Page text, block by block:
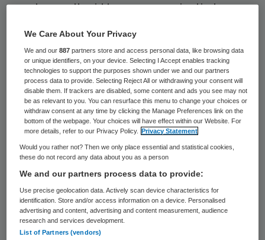
gaat om voltooid leven en vaccinatiedwang.
De coalitie dreigt haar meerderheid van één
zetel in de Eerste Kamer te verliezen na de
provinciale verkiezingen. Voor het geval het
kabinet dan steun gaat zoeken bij de SGP
gaf Van der Staaij alvast zijn “wensen voor
de komende periode” aan.
De staatkundig gereformeerden stellen
vooral op medisch-ethisch vlak
voorwaarden. Ze willen geen
We Care About Your Privacy
We and our887 partners store and access personal data, like browsing data
or unique identifiers, on your device. Selecting I Accept enables tracking
technologies to support the purposes shown under we and our partners
process data to provide. Selecting Reject All or withdrawing your consent will
disable them. If trackers are disabled, some content and ads you see may not
be as relevant to you. You can resurface this menu to change your choices or
withdraw consent at any time by clicking the Manage Preferences link on the
bottom of the webpage. Your choices will have effect within our Website. For
more details, refer to our Privacy Policy.
Privacy Statement
Would you rather not? Then we only place essential and statistical cookies,
these do not record any data about you as a person
We and our partners process data to provide:
Use precise geolocation data. Actively scan device characteristics for
identification. Store and/or access information on a device. Personalised
advertising and content, advertising and content measurement, audience
research and services development.
List of Partners (vendors)